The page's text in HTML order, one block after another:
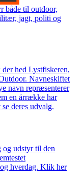
både til outdoor,
jagt, politi og
hed Lystfiskeren,
Navneskiftet
navn repræsenterer
en årrække har
deres udvalg.
udstyr til den
hverdag. Klik her